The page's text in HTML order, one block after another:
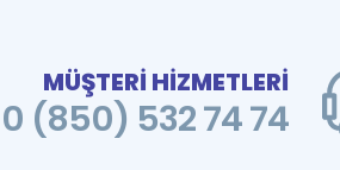
MÜŞTERİ HİZMETLERİ
0 (850) 532 74 74